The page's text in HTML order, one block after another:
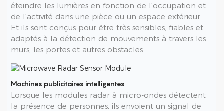
éteindre les lumières en fonction de l'occupation et
de l'activité dans une pièce ou un espace extérieur. .
Et ils sont conçus pour être très sensibles, fiables et
adaptés à la détection de mouvements à travers les
murs, les portes et autres obstacles.
Machines publicitaires intelligentes
Lorsque les modules radar à micro-ondes détectent
la présence de personnes, ils envoient un signal de